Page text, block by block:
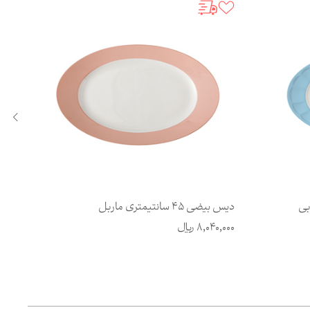
دیس بیضی 45 سانتیمتری ماربل
8,040,000ریال